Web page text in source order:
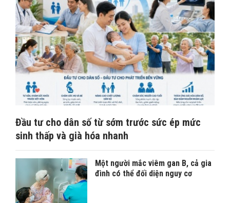
Đầu tư cho dân số từ sớm trước sức ép mức
sinh thấp và già hóa nhanh
Một người mắc viêm gan B, cả gia
đình có thể đối diện nguy cơ